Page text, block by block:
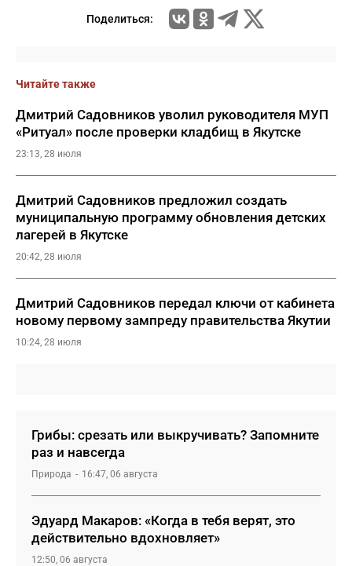
Поделиться:
Читайте также
Дмитрий Садовников уволил руководителя МУП
«Ритуал» после проверки кладбищ в Якутске
23:13, 28 июля
Дмитрий Садовников предложил создать
муниципальную программу обновления детских
лагерей в Якутске
20:42, 28 июля
Дмитрий Садовников передал ключи от кабинета
новому первому зампреду правительства Якутии
10:24, 28 июля
Грибы: срезать или выкручивать? Запомните
раз и навсегда
Природа 16:47, 06 августа
Эдуард Макаров: «Когда в тебя верят, это
действительно вдохновляет»
12:50, 06 августа